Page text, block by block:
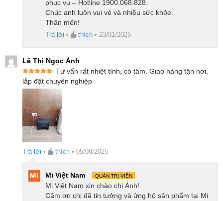
Đối với thảm, cảm biến siêu âm tích hợp cho phép
robot nhận diện và điều hướng xung quanh, đảm bảo
không làm ướt thảm trong quá trình lau. Đồng thời,
chế độ tăng cường lực hút sẽ loại bỏ bụi bẩn nằm
sâu trong các sợi thảm một cách hiệu quả.
Trạm sạc tự động hút rác mang đến trải
nghiệm rảnh tay
Robot hút bụi lau nhà Ecovacs Y1 Pro Plus được
trạm sạc tự động hút rác hiện đại, cho phép làm sạch
suất lên tới 96%. Công nghệ chân không mạnh mẽ
giúp xử lý đa dạng các loại mảnh vụn, đảm bảo
phục vụ – Hotline 1900.068.828.
Chúc anh luôn vui vẻ và nhiều sức khỏe.
Thân mến!
Trả lời • thích • 23/01/2025
Lê Thị Ngọc Ánh
Được xếp
hạng55
sao
Tư vấn rất nhiệt tình, có tâm. Giao hàng tận nơi,
lắp đặt chuyên nghiệp
Trả lời • thích • 05/08/2025
Mi Việt Nam QUẢN TRỊ VIÊN
Mi Việt Nam xin chào chị Ánh!
Cảm ơn chị đã tin tưởng và ửng hộ sản phẩm tại Mi